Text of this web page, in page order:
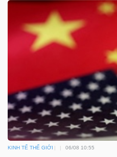
KINH TẾ THẾ GIỚI 06/08 10:55
Truyền
thông
tài
chính